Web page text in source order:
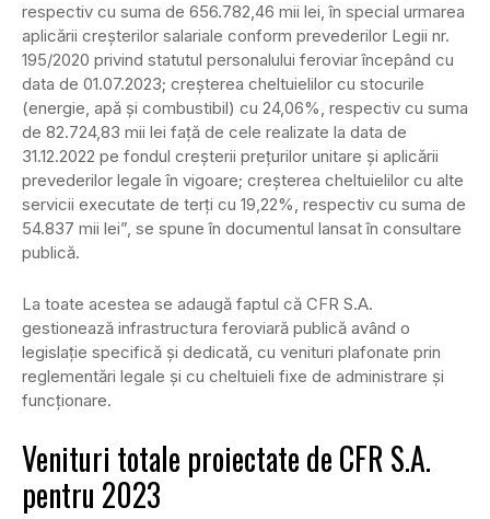
respectiv cu suma de 656.782,46 mii lei, în special urmarea
aplicării creşterilor salariale conform prevederilor Legii nr.
195/2020 privind statutul personalului feroviar începând cu
data de 01.07.2023; creşterea cheltuielilor cu stocurile
(energie, apă şi combustibil) cu 24,06%, respectiv cu suma
de 82.724,83 mii lei faţă de cele realizate la data de
31.12.2022 pe fondul creşterii preţurilor unitare şi aplicării
prevederilor legale în vigoare; creşterea cheltuielilor cu alte
servicii executate de terţi cu 19,22%, respectiv cu suma de
54.837 mii lei”, se spune în documentul lansat în consultare
publică.
La toate acestea se adaugă faptul că CFR S.A.
gestionează infrastructura feroviară publică având o
legislaţie specifică şi dedicată, cu venituri plafonate prin
reglementări legale şi cu cheltuieli fixe de administrare şi
funcţionare.
Venituri totale proiectate de CFR S.A.
pentru 2023